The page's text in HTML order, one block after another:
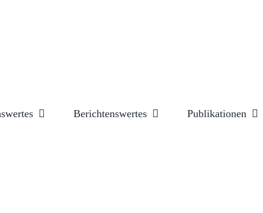
Berichtenswertes Publikationen